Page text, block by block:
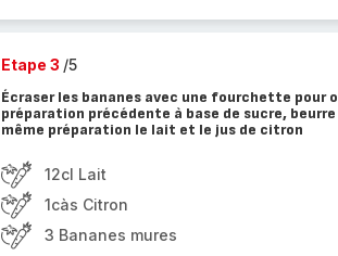
Etape 3 /5
Écraser les bananes avec une fourchette pour
préparation précédente à base de sucre,
même préparation le lait et le jus de citron
12cl Lait
1càs Citron
3 Bananes mures